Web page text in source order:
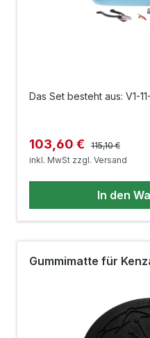
Das Set besteht aus: V1-
Verkaufspreis:
103,60 € Regulärer Preis:
115,10 €
inkl. MwSt zzgl. Versand
In den
Gummimatte für